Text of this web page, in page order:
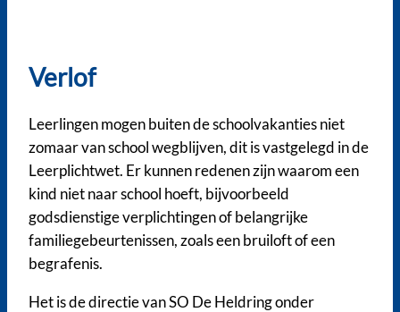
Verlof
Leerlingen mogen buiten de schoolvakanties niet
zomaar van school wegblijven, dit is vastgelegd in de
Leerplichtwet. Er kunnen redenen zijn waarom een
kind niet naar school hoeft, bijvoorbeeld
godsdienstige verplichtingen of belangrijke
familiegebeurtenissen, zoals een bruiloft of een
begrafenis.
Het is de directie van SO De Heldring onder